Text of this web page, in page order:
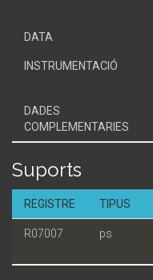
DATA
INSTRUMENTACIÓ
DADES
COMPLEMENTARIES
Suports
REGISTRE TIPUS
R07007 ps